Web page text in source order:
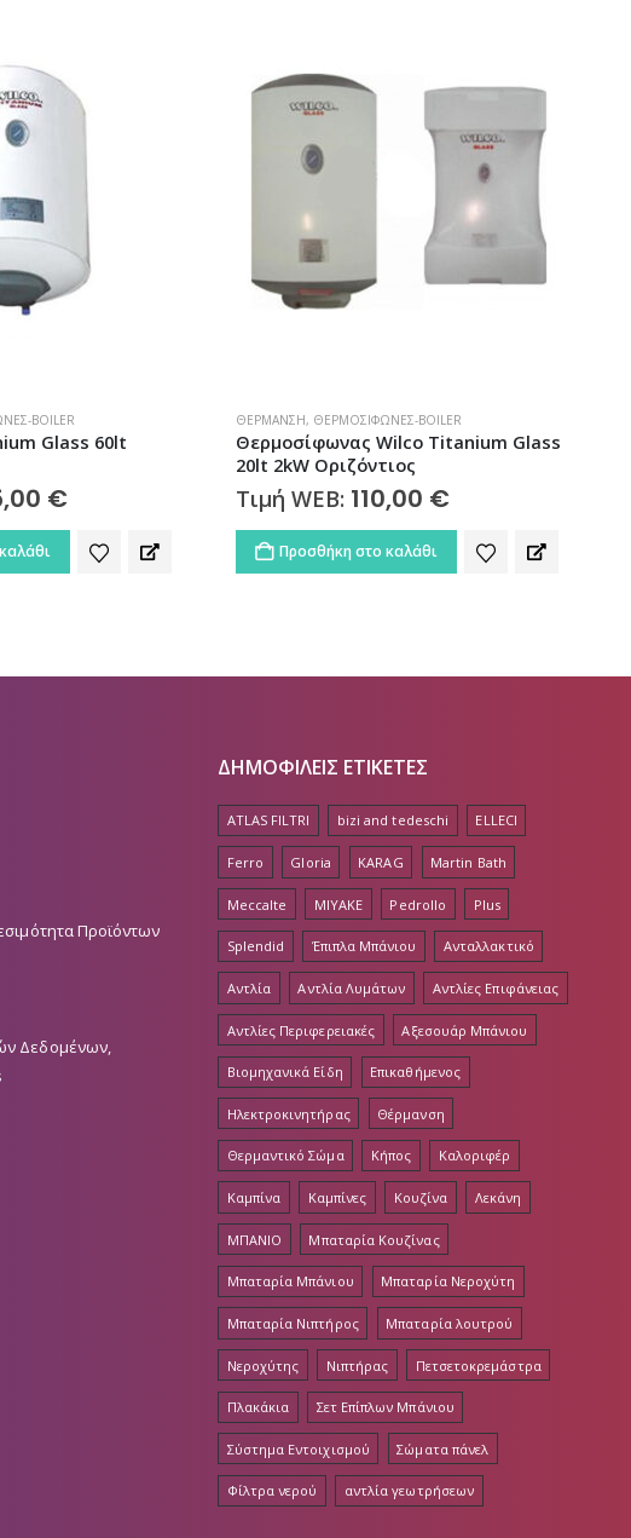
BOILER
Titanium Glass
€
ΘΈΡΜΑΝΣΗ, ΘΕΡΜΟΣΊΦΩΝΕΣ-BOILER
Θερμοσίφωνας Wilco Titanium Glass
40lt 4kW Οριζόντιος
Τιμή WEB: 129,00€
Προσθήκη στο καλάθι
Προϊόντων
Δεδομένων,
ΔΗΜΟΦΙΛΕΙΣ ΕΤΙΚΕΤΕΣ
ATLAS FILTRI bizi and tedeschi ELLECI
Ferro Gloria KARAG Martin Bath
Meccalte MIYAKE Pedrollo Plus
Splendid Έπιπλα Μπάνιου Ανταλλακτικό
Αντλία Αντλία Λυμάτων Αντλίες Επιφάνειας
Αντλίες Περιφερειακές Αξεσουάρ Μπάνιου
Βιομηχανικά Είδη Επικαθήμενος
Ηλεκτροκινητήρας Θέρμανση
Θερμαντικό Σώμα Κήπος Καλοριφέρ
Καμπίνα Καμπίνες Κουζίνα Λεκάνη
ΜΠΑΝΙΟ Μπαταρία Κουζίνας
Μπαταρία Μπάνιου Μπαταρία Νεροχύτη
Μπαταρία Νιπτήρος Μπαταρία λουτρού
Νεροχύτης Νιπτήρας Πετσετοκρεμάστρα
Πλακάκια Σετ Επίπλων Μπάνιου
Σύστημα Εντοιχισμού Σώματα πάνελ
Φίλτρα νερού αντλία γεωτρήσεων